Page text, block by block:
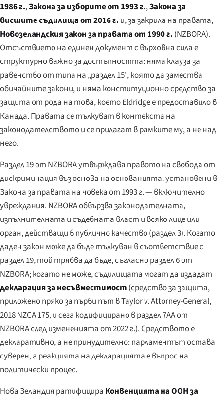
1986 г.,Закона за изборите от 1993 г.,Закона за
висшите съдилища от 2016 г. и, за закрила на правата,
Новозеландския закон за правата от 1990 г. (NZBORA).
Отсъствието на единен документ с върховна сила е
структурно важно за достъпността: няма клауза за
равенство от типа на „раздел 15", която да замества
обичайните закони, и няма конституционно средство за
защита от рода на това, коетоEldridgeе предоставило в
Канада. Правата се тълкуват в контекста на
законодателството и се прилагат в рамките му, а не над
него.
Раздел 19 от NZBORA утвърждава правото на свобода от
дискриминация въз основа на основанията, установени в
Закона за правата на човека от 1993 г. — включително
увреждания. NZBORA обвързва законодателната,
изпълнителната и съдебната власт и всяко лице или
орган, действащи в публично качество (раздел 3). Когато
даден закон може да бъде тълкуван в съответствие с
раздел 19, той трябва да бъде, съгласно раздел 6 от
NZBORA; когато не може, съдилищата могат да издадат
декларация за несъвместимост (средство за защита,
приложено пряко за първи път вTaylor v. Attorney-General,
2018 NZCA 175, и сега кодифицирано в раздел 7AA от
NZBORA след измененията от 2022 г.). Средството е
декларативно, а не принудително: парламентът остава
суверен, а реакцията на декларацията е въпрос на
политически процес.
Нова Зеландия ратифицира Конвенцията на ООН за